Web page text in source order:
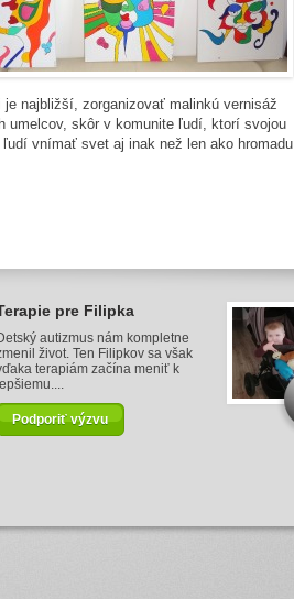
najbližší, zorganizovať malinkú vernisáž
umelcov, skôr v komunite ľudí, ktorí svojou
vnímať svet aj inak než len ako hromadu
pre Filipka
autizmus nám kompletne
život. Ten Filipkov sa však
terapiám začína meniť k
lepšiemu....
Podporiť výzvu